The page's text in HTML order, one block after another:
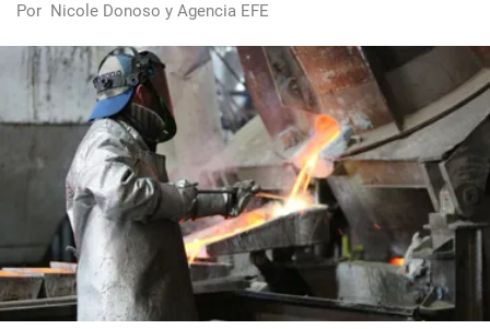
Por Nicole Donoso y Agencia EFE